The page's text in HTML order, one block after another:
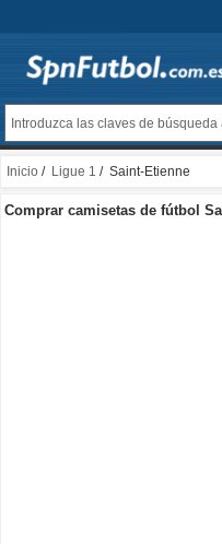
Inicio / Ligue 1 / Saint-Etienne
Comprar camisetas de fútbol